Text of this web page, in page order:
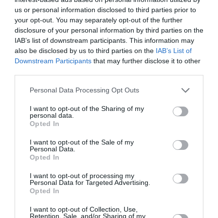
us or personal information disclosed to third parties prior to
your opt-out. You may separately opt-out of the further
disclosure of your personal information by third parties on the
IAB’s list of downstream participants. This information may
also be disclosed by us to third parties on the IAB’s List of
Downstream Participants that may further disclose it to other
Personal Data Processing Opt Outs
I want to opt-out of the Sharing of my
personal data.
Opted In
I want to opt-out of the Sale of my
Personal Data.
Opted In
I want to opt-out of processing my
Personal Data for Targeted Advertising.
Opted In
I want to opt-out of Collection, Use,
Retention, Sale, and/or Sharing of my
Newsletter
Κάθε βδομάδα στο e-mail σας τα τελευταία νέα για
την Τέχνη και τον Πολιτισμό!
Ακολουθήστε το Culturenow.gr